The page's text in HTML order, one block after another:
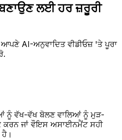
ਲਈ ਹਰ ਜ਼ਰੂਰੀ
AI-ਅਨੁਵਾਦਿਤ ਵੀਡੀਓਜ਼ 'ਤੇ ਪੂਰਾ
ਨੂੰ ਵੱਖ-ਵੱਖ ਬੋਲਣ ਵਾਲਿਆਂ ਨੂੰ ਮੁੜ-
ਕਰਨ ਜਾਂ ਵੌਇਸ ਅਸਾਈਨਮੈਂਟ ਸਹੀ